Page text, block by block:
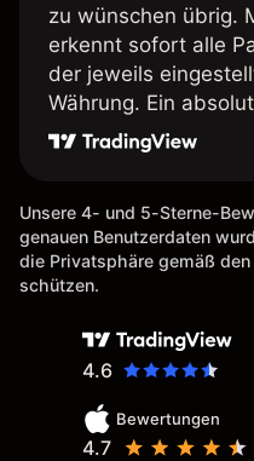
zu wünschen übrig.
erkennt sofort alle
der jeweils
Währung. Ein
Pluspunkt an dieser
Unsere 4- und 5-Sterne-
genauen Benutzerdaten
die Privatsphäre gemäß
schützen.
4.6
Bewertungen
4.7